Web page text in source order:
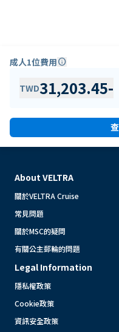
成人1位費用info
TWD31,203.45-
About VELTRA
關於VELTRA Cruise
常見問題
關於MSC的疑問
有關公主郵輪的問題
Legal Information
隱私權政策
Cookie政策
資訊安全政策